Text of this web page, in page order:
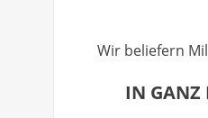
Wir beliefern
IN GANZ